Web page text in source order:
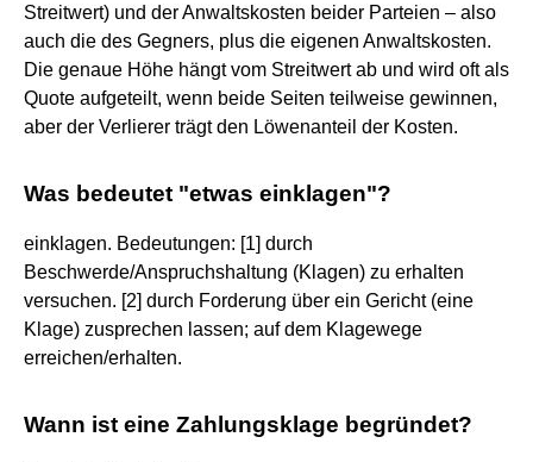
Streitwert) und der Anwaltskosten beider Parteien – also
auch die des Gegners, plus die eigenen Anwaltskosten.
Die genaue Höhe hängt vom Streitwert ab und wird oft als
Quote aufgeteilt, wenn beide Seiten teilweise gewinnen,
aber der Verlierer trägt den Löwenanteil der Kosten.
Was bedeutet "etwas einklagen"?
einklagen. Bedeutungen: [1] durch
Beschwerde/Anspruchshaltung (Klagen) zu erhalten
versuchen. [2] durch Forderung über ein Gericht (eine
Klage) zusprechen lassen; auf dem Klagewege
erreichen/erhalten.
Wann ist eine Zahlungsklage begründet?